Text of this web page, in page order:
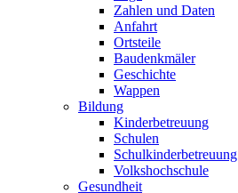
Zahlen und Daten
Anfahrt
Ortsteile
Baudenkmäler
Geschichte
Wappen
Bildung
Kinderbetreuung
Schulen
Schulkinderbetreuung
Volkshochschule
Gesundheit